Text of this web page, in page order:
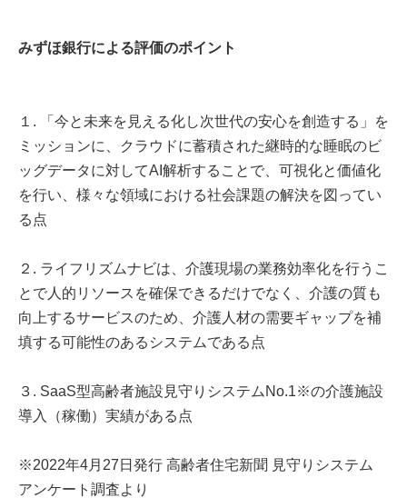
みずほ銀行による評価のポイント
１. 「今と未来を見える化し次世代の安心を創造する」を
ミッションに、クラウドに蓄積された継時的な睡眠のビ
ッグデータに対してAI解析することで、可視化と価値化
を行い、様々な領域における社会課題の解決を図ってい
る点
２. ライフリズムナビは、介護現場の業務効率化を行うこ
とで人的リソースを確保できるだけでなく、介護の質も
向上するサービスのため、介護人材の需要ギャップを補
填する可能性のあるシステムである点
３. SaaS型高齢者施設見守りシステムNo.1※の介護施設
導入（稼働）実績がある点
※2022年4月27日発行 高齢者住宅新聞 見守りシステム
アンケート調査より